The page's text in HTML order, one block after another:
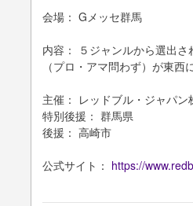
会場： Gメッセ群馬
内容： ５ジャンルから選出
（プロ・アマ問わず）が東
主催： レッドブル・ジャパン
特別後援： 群馬県
後援： 高崎市
公式サイト： https://